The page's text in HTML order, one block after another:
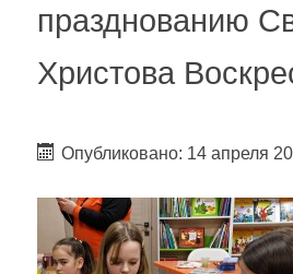
празднованию
Христова
Опубликовано: 14 апреля